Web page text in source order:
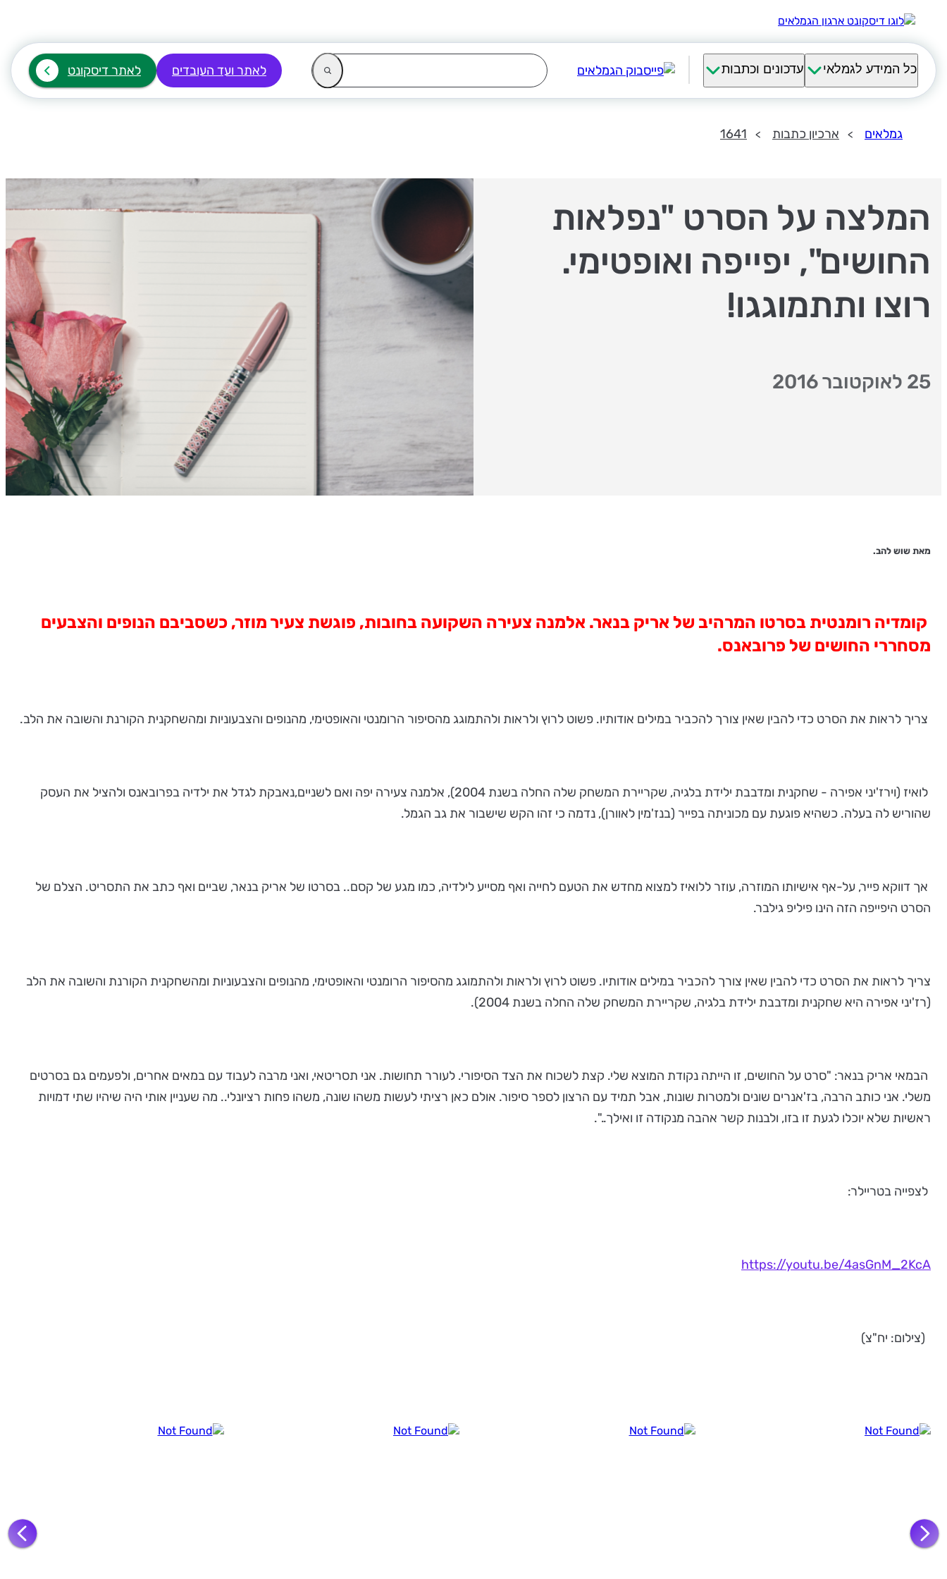
כל המידע לגמלאי עדכונים וכתבות לאתר ועד העובדים לאתר דיסקונט
גמלאים ארכיון כתבות 1641
המלצה על הסרט "נפלאות
החושים", יפייפה ואופטימי.
רוצו ותתמוגגו!
25 לאוקטובר 2016
מאת שוש להב.
קומדיה רומנטית בסרטו המרהיב של אריק בנאר. אלמנה צעירה השקועה בחובות, פוגשת צעיר מוזר, כשסביבם הנופים והצבעים
מסחררי החושים של פרובאנס.
צריך לראות את הסרט כדי להבין שאין צורך להכביר במילים אודותיו. פשוט לרוץ ולראות ולהתמוגג מהסיפור הרומנטי והאופטימי, מהנופים והצבעוניות ומהשחקנית הקורנת והשובה את הלב.
לואיז (וירז'יני אפירה - שחקנית ומדבבת ילידת בלגיה, שקריירת המשחק שלה החלה בשנת 2004), אלמנה צעירה יפה ואם לשניים,נאבקת לגדל את ילדיה בפרובאנס ולהציל את העסק
שהוריש לה בעלה. כשהיא פוגעת עם מכוניתה בפייר (בנז'מין לאוורן), נדמה כי זהו הקש שישבור את גב הגמל.
אך דווקא פייר, על-אף אישיותו המוזרה, עוזר ללואיז למצוא מחדש את הטעם לחייה ואף מסייע לילדיה, כמו מגע של קסם.. בסרטו של אריק בנאר, שביים ואף כתב את התסריט. הצלם של
הסרט היפייפה הזה הינו פיליפ גילבר.
צריך לראות את הסרט כדי להבין שאין צורך להכביר במילים אודותיו. פשוט לרוץ ולראות ולהתמוגג מהסיפור הרומנטי והאופטימי, מהנופים והצבעוניות ומהשחקנית הקורנת והשובה את הלב
(רז'יני אפירה היא שחקנית ומדבבת ילידת בלגיה, שקריירת המשחק שלה החלה בשנת 2004).
הבמאי אריק בנאר: "סרט על החושים, זו הייתה נקודת המוצא שלי. קצת לשכוח את הצד הסיפורי. לעורר תחושות. אני תסריטאי, ואני מרבה לעבוד עם במאים אחרים, ולפעמים גם בסרטים
משלי. אני כותב הרבה, בז'אנרים שונים ולמטרות שונות, אבל תמיד עם הרצון לספר סיפור. אולם כאן רציתי לעשות משהו שונה, משהו פחות רציונלי.. מה שעניין אותי היה שיהיו שתי דמויות
ראשיות שלא יוכלו לגעת זו בזו, ולבנות קשר אהבה מנקודה זו ואילך..".
לצפייה בטריילר:
https://youtu.be/4asGnM_2KcA
(צילום: יח"צ)